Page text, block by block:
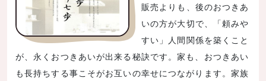
販売よりも、後のおつきあ
いの方が大切で、「頼みや
すい」人間関係を築くこと
が、永くおつきあいが出来る秘訣です。家も、おつきあい
も長持ちする事こそがお互いの幸せにつながります。家族